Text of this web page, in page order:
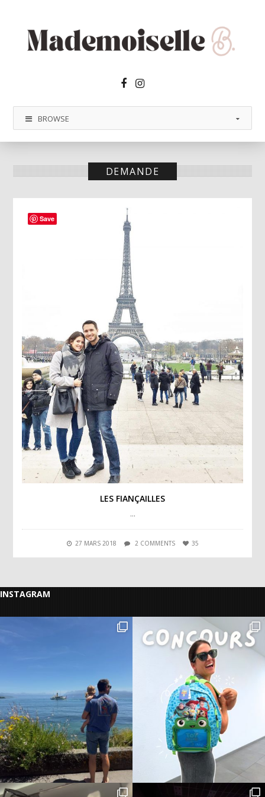
Facebook2
Instagram
BROWSE
DEMANDE
LES FIANÇAILLES
…
27 MARS 2018 2 COMMENTS 35
INSTAGRAM
Save